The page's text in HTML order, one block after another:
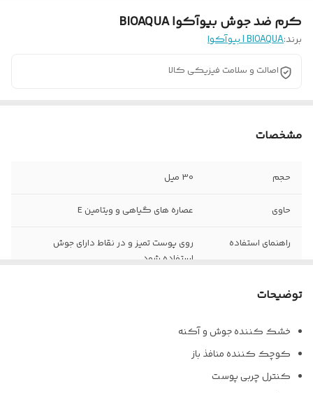
کرم ضد جوش بیوآکوا BIOAQUA
برند:BIOAQUA | بیوآکوا
اصالت و سلامت فیزیکی کالا
مشخصات
حجم 30 میل
حاوی عصاره های گیاهی و ویتامین E
راهنمای استفاده
روی پوست تمیز و در نقاط دارای جوش
استفاده شود
توضیحات
خشک کننده جوش و آکنه
کوچک کننده منافذ باز
کنترل چربی پوست